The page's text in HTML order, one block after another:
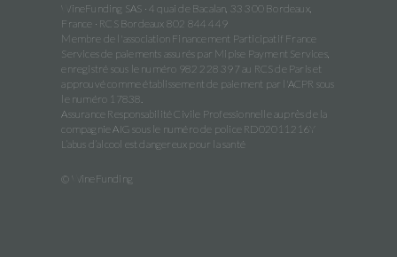
WineFunding SAS · 4 quai de Bacalan, 33 300 Bordeaux,
France · RCS Bordeaux 802 844 449
Membre de l'association Financement Participatif France
Services de paiements assurés par Mipise Payment Services,
enregistré sous le numéro 982 228 397 au RCS de Paris et
approuvé comme établissement de paiement par l'ACPR sous
le numéro 17838.
Assurance Responsabilité Civile Professionnelle auprès de la
compagnie AIG sous le numéro de police RD02011216Y
L’abus d’alcool est dangereux pour la santé
© WineFunding